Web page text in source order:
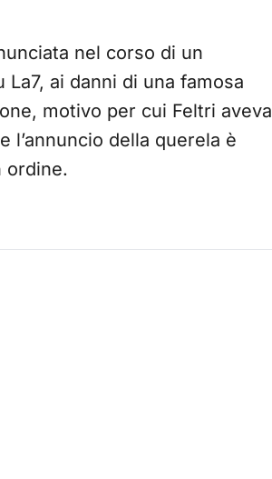
nel corso di un
La7, ai danni di una famosa
motivo per cui Feltri aveva
l’annuncio della querela è
ordine.